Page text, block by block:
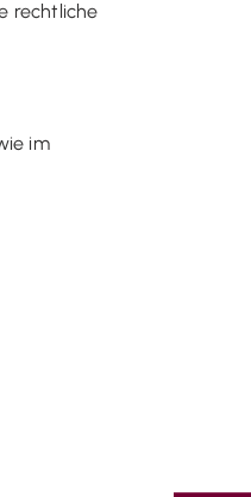
rechtliche
im